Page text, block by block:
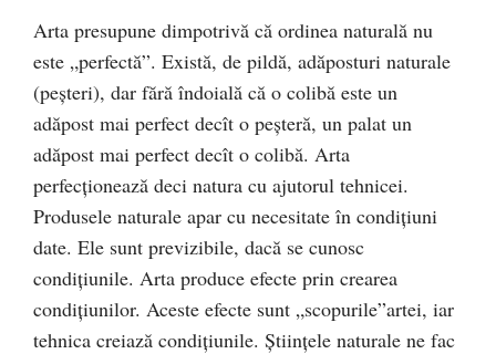
Arta presupune dimpotrivă că ordinea naturală nu
este „perfectă”. Există, de pildă, adăposturi naturale
(peşteri), dar fără îndoială că o colibă este un
adăpost mai perfect decît o peşteră, un palat un
adăpost mai perfect decît o colibă. Arta
perfecţionează deci natura cu ajutorul tehnicei.
Produsele naturale apar cu necesitate în condiţiuni
date. Ele sunt previzibile, dacă se cunosc
condiţiunile. Arta produce efecte prin crearea
condiţiunilor. Aceste efecte sunt „scopurile”artei, iar
tehnica creiază condiţiunile. Ştiinţele naturale ne fac